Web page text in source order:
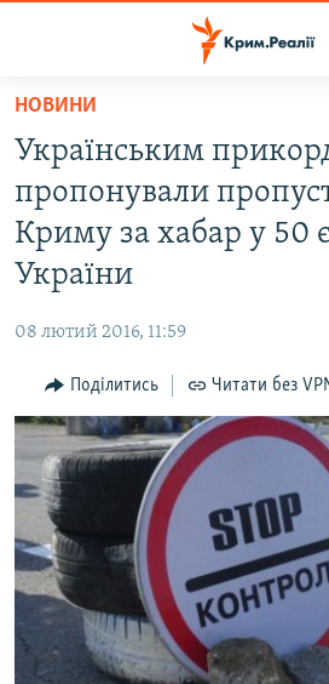
Перейти
основного
матеріалу
Перейти
до
основної
Перейти
пошуку
ВОДА.КРИМ
ВІДЕО ТА ФОТО
ПОЛІТИКА
ІНТЕРВ'Ю
ВСЕ ЗА ДЕНЬ
СПЕЦПРОЕКТИ
ДЕПОРТАЦІЯ
ВІДЕОУРОКИ «ELIFBE»
СВІДЧЕННЯ ОКУПАЦІЇ
УКРАЇНСЬКА ПРОБЛЕМА КРИМУ
ЯК ОБІЙТИ БЛОКУВАННЯ
Русский
Qırımtatar
НОВИНИ
Українським
пропонували
Криму за хабар у 50
України
08 лютий 2016, 11:59
Поділитись Читати без